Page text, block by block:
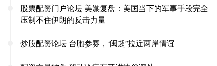
股票配资门户论坛 美媒复盘：美国当下的军事手段完全
压制不住伊朗的反击力量
炒股配资论坛 台胞参赛，“闽超”拉近两岸情谊